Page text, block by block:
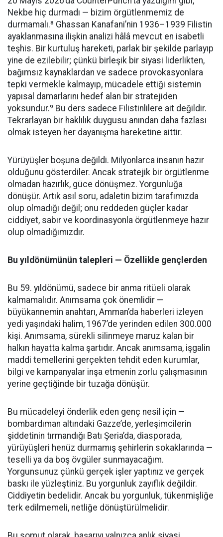
Nekbe hiç durmadı — bizim örgütlenmemiz de
durmamalı.⁸ Ghassan Kanafani’nin 1936–1939 Filistin
ayaklanmasına ilişkin analizi hâlâ mevcut en isabetli
teşhis. Bir kurtuluş hareketi, parlak bir şekilde parlayıp
yine de ezilebilir; çünkü birleşik bir siyasi liderlikten,
bağımsız kaynaklardan ve sadece provokasyonlara
tepki vermekle kalmayıp, mücadele ettiği sistemin
yapısal damarlarını hedef alan bir stratejiden
yoksundur.⁹ Bu ders sadece Filistinlilere ait değildir.
Tekrarlayan bir haklılık duygusu anından daha fazlası
olmak isteyen her dayanışma hareketine aittir.
Yürüyüşler boşuna değildi. Milyonlarca insanın hazır
olduğunu gösterdiler. Ancak stratejik bir örgütlenme
olmadan hazırlık, güce dönüşmez. Yorgunluğa
dönüşür. Artık asıl soru, adaletin bizim tarafımızda
olup olmadığı değil; onu reddeden güçler kadar
ciddiyet, sabır ve koordinasyonla örgütlenmeye hazır
olup olmadığımızdır.
Bu yıldönümünün talepleri — Özellikle gençlerden
Bu 59. yıldönümü, sadece bir anma ritüeli olarak
kalmamalıdır. Anımsama çok önemlidir —
büyükannemin anahtarı, Amman’da haberleri izleyen
yedi yaşındaki halim, 1967’de yerinden edilen 300.000
kişi. Anımsama, sürekli silinmeye maruz kalan bir
halkın hayatta kalma şartıdır. Ancak anımsama, işgalin
maddi temellerini gerçekten tehdit eden kurumlar,
bilgi ve kampanyalar inşa etmenin zorlu çalışmasının
yerine geçtiğinde bir tuzağa dönüşür.
Bu mücadeleyi önderlik eden genç nesil için —
bombardıman altındaki Gazze’de, yerleşimcilerin
şiddetinin tırmandığı Batı Şeria’da, diasporada,
yürüyüşleri henüz durmamış şehirlerin sokaklarında —
teselli ya da boş övgüler sunmayacağım.
Yorgunsunuz çünkü gerçek işler yaptınız ve gerçek
baskı ile yüzleştiniz. Bu yorgunluk zayıflık değildir.
Ciddiyetin bedelidir. Ancak bu yorgunluk, tükenmişliğe
terk edilmemeli, netliğe dönüştürülmelidir.